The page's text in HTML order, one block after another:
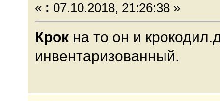
« : 07.10.2018, 21:26:38 »
Крок на то он и
инвентаризованный.